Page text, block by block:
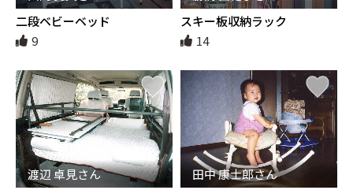
二段ベビーベッド
9
スキー板収納ラック
14
渡辺 卓見さん
田中 康士郎さん